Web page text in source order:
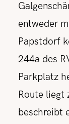
entweder
Papstdorf
244a des
Parkplatz
Route liegt
beschreibt